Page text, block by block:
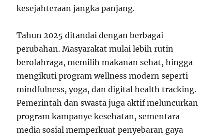
kesejahteraan jangka panjang.
Tahun 2025 ditandai dengan berbagai
perubahan. Masyarakat mulai lebih rutin
berolahraga, memilih makanan sehat, hingga
mengikuti program wellness modern seperti
mindfulness, yoga, dan digital health tracking.
Pemerintah dan swasta juga aktif meluncurkan
program kampanye kesehatan, sementara
media sosial memperkuat penyebaran gaya